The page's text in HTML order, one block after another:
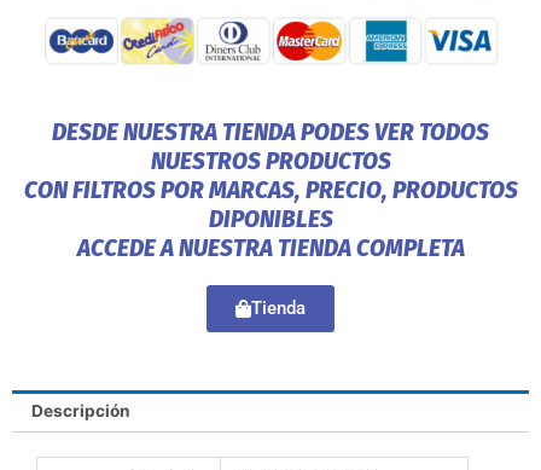
DESDE NUESTRA TIENDA PODES VER TODOS
NUESTROS PRODUCTOS
CON FILTROS POR MARCAS, PRECIO, PRODUCTOS
DIPONIBLES
ACCEDE A NUESTRA TIENDA COMPLETA
Tienda
Descripción